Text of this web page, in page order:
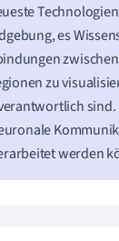
es
zu
sind.
werden